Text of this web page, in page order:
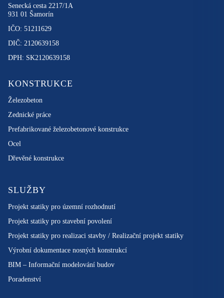
Senecká cesta 2217/1A
931 01 Šamorín
IČO: 51211629
DIČ: 2120639158
DPH: SK2120639158
KONSTRUKCE
Železobeton
Zednické práce
Prefabrikované železobetonové konstrukce
Ocel
Dřevěné konstrukce
SLUŽBY
Projekt statiky pro územní rozhodnutí
Projekt statiky pro stavební povolení
Projekt statiky pro realizaci stavby / Realizační projekt statiky
Výrobní dokumentace nosných konstrukcí
BIM – Informační modelování budov
Poradenství